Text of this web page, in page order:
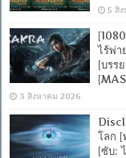
5 สิ
ไร้พ่า
[บรร
3 สิงหาคม 2026
โลก
[ซับ: